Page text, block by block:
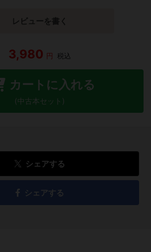
レビューを書く
3,980 円 税込
カートに入れる
(中古本セット)
シェアする
シェアする